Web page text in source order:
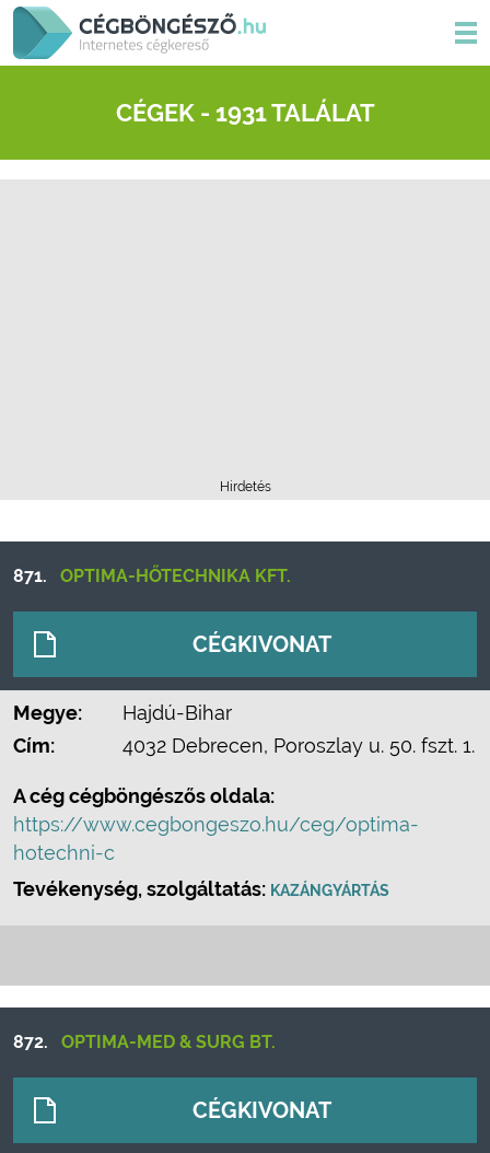
CÉGEK - 1931 TALÁLAT
Hirdetés
871. OPTIMA-HŐTECHNIKA KFT.
CÉGKIVONAT
Megye:
Hajdú-Bihar
Cím:
4032 Debrecen, Poroszlay u. 50. fszt. 1.
A cég cégböngészős oldala:
https://www.cegbongeszo.hu/ceg/optima-
hotechni-c
Tevékenység, szolgáltatás: KAZÁNGYÁRTÁS
872. OPTIMA-MED & SURG BT.
CÉGKIVONAT